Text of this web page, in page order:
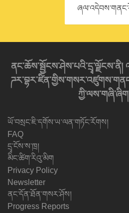
ནང་ཆོས་སྦྱོངས་ཤེས་པའི་དྲྭ་ལྗོངས་ནི།
ཡོ་བསྲང་ཇི་དགོས་ཡ་ལན་གཏོང་རོགས།
FAQ
དྲྭ་ངོས་ས་ཁྲ།
མིང་ཚིག་རིའུ་མིག
Privacy Policy
Newsletter
ནང་དོན་ཐོན་གསར་ཤོས།
Progress Reports